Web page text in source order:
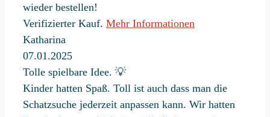
wieder bestellen!
Verifizierter Kauf. Mehr Informationen
Katharina
07.01.2025
Tolle spielbare Idee. 💡
Kinder hatten Spaß. Toll ist auch dass man die
Schatzsuche jederzeit anpassen kann. Wir hatten